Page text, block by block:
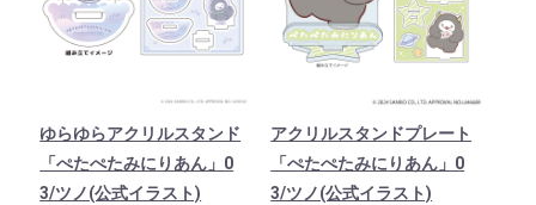
ゆらゆらアクリルスタンド
「ぺたぺたみにりあん」0
3/ツノ(公式イラスト)
アクリルスタンドプレート
「ぺたぺたみにりあん」0
3/ツノ(公式イラスト)